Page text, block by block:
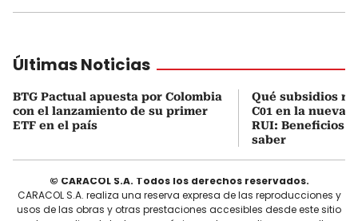
Últimas Noticias
BTG Pactual apuesta por Colombia
con el lanzamiento de su primer
ETF en el país
Qué subsidios
C01 en la nueva
RUI: Beneficios
saber
© CARACOL S.A. Todos los derechos reservados.
CARACOL S.A. realiza una reserva expresa de las reproducciones y
usos de las obras y otras prestaciones accesibles desde este sitio